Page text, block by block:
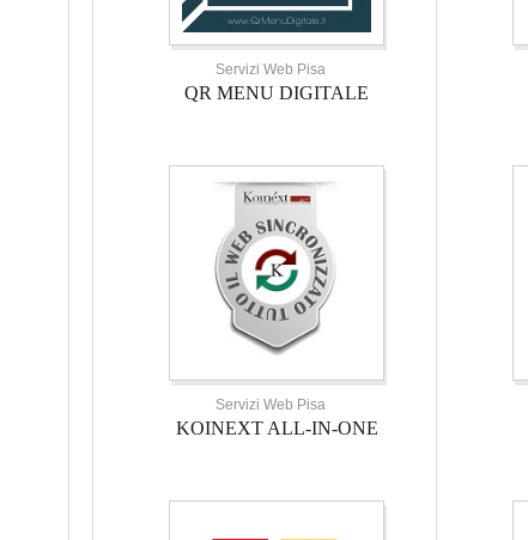
Servizi Web Pisa
QR MENU DIGITALE
Servizi Web Pisa
KOINEXT ALL-IN-ONE